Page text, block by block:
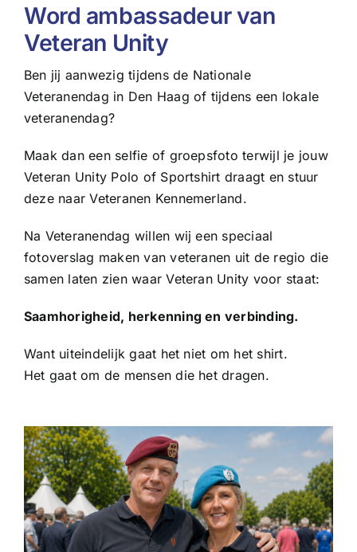
Word ambassadeur van
Veteran Unity
Ben jij aanwezig tijdens de Nationale
Veteranendag in Den Haag of tijdens een lokale
veteranendag?
Maak dan een selfie of groepsfoto terwijl je jouw
Veteran Unity Polo of Sportshirt draagt en stuur
deze naar Veteranen Kennemerland.
Na Veteranendag willen wij een speciaal
fotoverslag maken van veteranen uit de regio die
samen laten zien waar Veteran Unity voor staat:
Saamhorigheid, herkenning en verbinding.
Want uiteindelijk gaat het niet om het shirt.
Het gaat om de mensen die het dragen.